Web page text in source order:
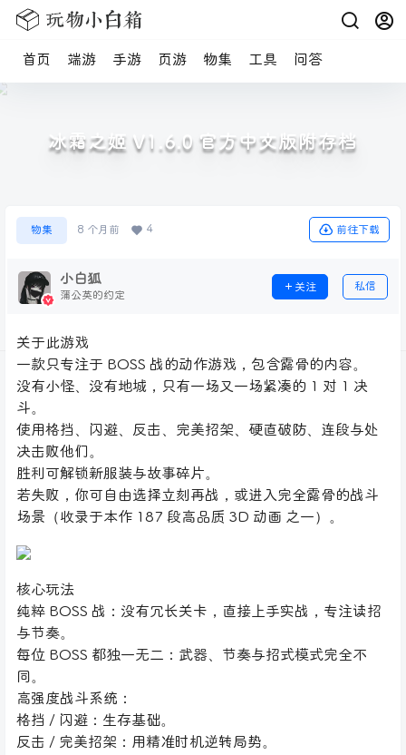
首页 端游 手游 页游 物集 工具 问答
冰霜之姬 V1.6.0 官方中文版附存档
物集 8 个月前 4 前往下载
小白狐
蒲公英的约定
关注 私信
关于此游戏
一款只专注于 BOSS 战的动作游戏，包含露骨的内容。
没有小怪、没有地城，只有一场又一场紧凑的 1 对 1 决
斗。
使用格挡、闪避、反击、完美招架、硬直破防、连段与处
决击败他们。
胜利可解锁新服装与故事碎片。
若失败，你可自由选择立刻再战，或进入完全露骨的战斗
场景（收录于本作 187 段高品质 3D 动画 之一）。
核心玩法
纯粹 BOSS 战：没有冗长关卡，直接上手实战，专注读招
与节奏。
每位 BOSS 都独一无二：武器、节奏与招式模式完全不
同。
高强度战斗系统：
格挡 / 闪避：生存基础。
反击 / 完美招架：用精准时机逆转局势。